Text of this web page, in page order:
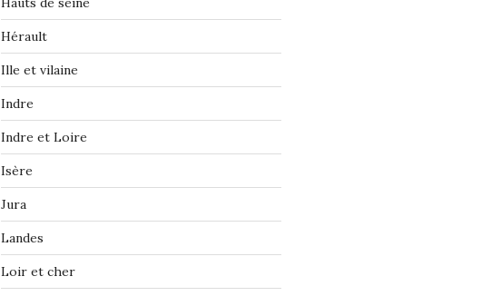
Hérault
Ille et vilaine
Indre
Indre et Loire
Isère
Jura
Landes
Loir et cher